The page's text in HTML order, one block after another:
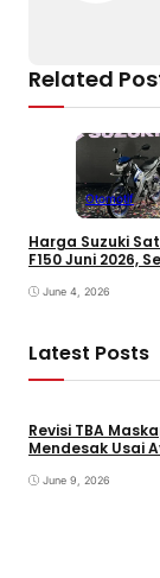
Related
Otomotif
Harga Suzuki
F150 Juni 2026,
June 4, 2026
Latest Posts
Revisi TBA
Mendesak Usai
June 9, 2026